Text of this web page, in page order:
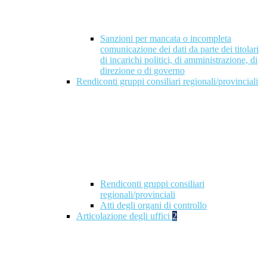
Sanzioni per mancata o incompleta
comunicazione dei dati da parte dei titolari
di incarichi politici, di amministrazione, di
direzione o di governo
Rendiconti gruppi consiliari regionali/provinciali
Rendiconti gruppi consiliari
regionali/provinciali
Atti degli organi di controllo
Articolazione degli uffici 2